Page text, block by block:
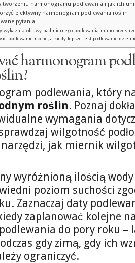
tworzeniu harmonogramu podlewania i jak ich
efektywny harmonogram podlewania roślin
pytania
wykazują objawy nadmiernego podlewania mimo
podlewanie nocne, a kiedy lepsze jest podlewanie
harmonogram
podlewania, który
roślin. Poznaj
wymagania
wilgotność
jak miernik
wyróżnioną ilością
poziom suchości
Zaznaczaj daty
zaplanować kolejne
do pory roku
gdy zimą, gdy ich
ograniczyć.